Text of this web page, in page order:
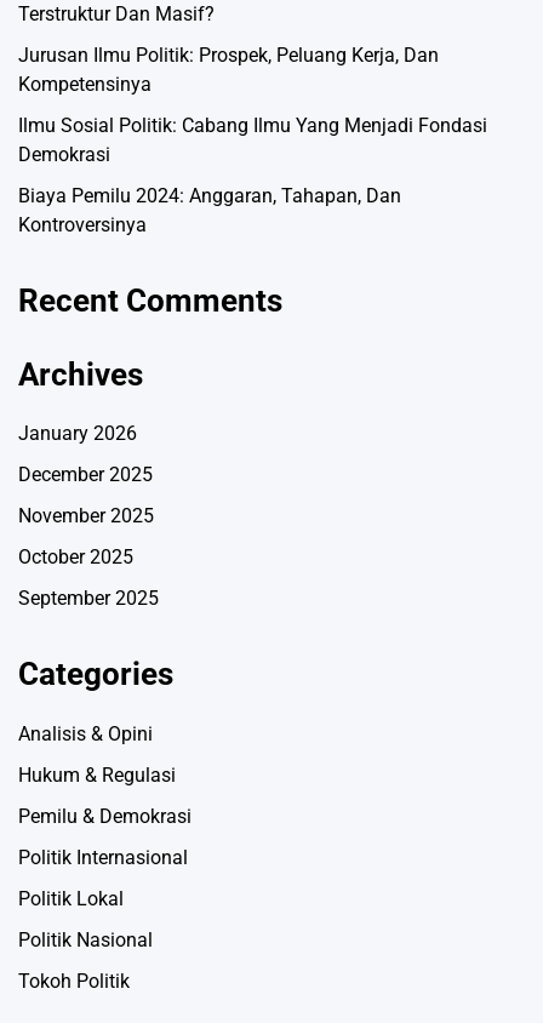
Terstruktur Dan Masif?
Jurusan Ilmu Politik: Prospek, Peluang Kerja, Dan
Kompetensinya
Ilmu Sosial Politik: Cabang Ilmu Yang Menjadi Fondasi
Demokrasi
Biaya Pemilu 2024: Anggaran, Tahapan, Dan
Kontroversinya
Recent Comments
Archives
January 2026
December 2025
November 2025
October 2025
September 2025
Categories
Analisis & Opini
Hukum & Regulasi
Pemilu & Demokrasi
Politik Internasional
Politik Lokal
Politik Nasional
Tokoh Politik